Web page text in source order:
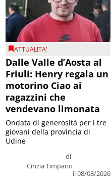
ATTUALITA'
Dalle Valle d’Aosta al
Friuli: Henry regala un
motorino Ciao ai
ragazzini che
vendevano limonata
di
Cinzia Timpano
il 08/08/2026
Ondata di generosità per i tre
giovani della provincia di
Udine